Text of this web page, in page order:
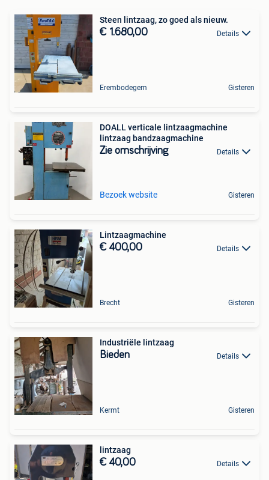
Steen lintzaag, zo goed als nieuw.
€ 1.680,00 Details
Erembodegem Gisteren
DOALL verticale lintzaagmachine
lintzaag bandzaagmachine
Zie omschrijving Details
Bezoek website Gisteren
Lintzaagmachine
€ 400,00 Details
Brecht Gisteren
Industriële lintzaag
Bieden Details
Kermt Gisteren
lintzaag
€ 40,00 Details